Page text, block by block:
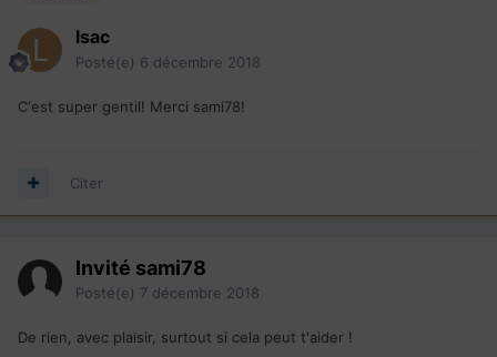
lsac
Posté(e) 6 décembre 2018
C'est super gentil! Merci sami78!
Citer
Invité sami78
Posté(e) 7 décembre 2018
De rien, avec plaisir, surtout si cela peut t'aider !